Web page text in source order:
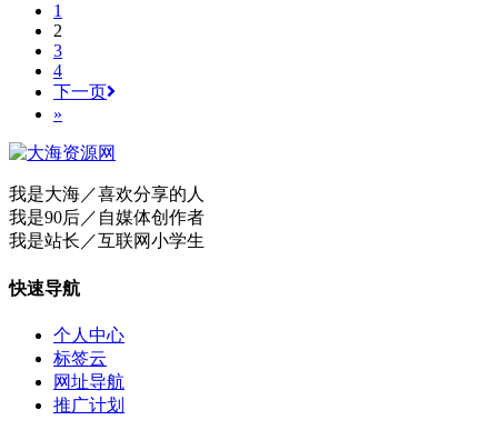
1
2
3
4
下一页
»
我是大海／喜欢分享的人
我是90后／自媒体创作者
我是站长／互联网小学生
快速导航
个人中心
标签云
网址导航
推广计划